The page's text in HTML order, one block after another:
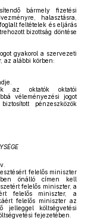
bármely fizetési
halasztásra,
feltételek és eljárás
bizottság döntése
gyakorol a szervezeti
az alábbi körben:
az oktatók oktatói
véleményezési jogot
pénzeszközök
felelős miniszter
önálló címen kell
felelős miniszter, a
felelős miniszter, a
felelős miniszter az
jelleggel költségvetési
fejezetében.